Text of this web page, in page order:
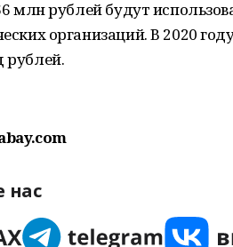
млн рублей будут
организаций. В 2020
нас